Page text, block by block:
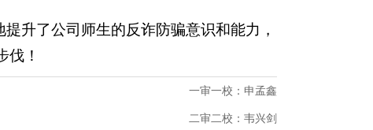
升了公司师生的反诈防骗意识和能力，
伐！
一审一校：申孟鑫
二审二校：韦兴剑